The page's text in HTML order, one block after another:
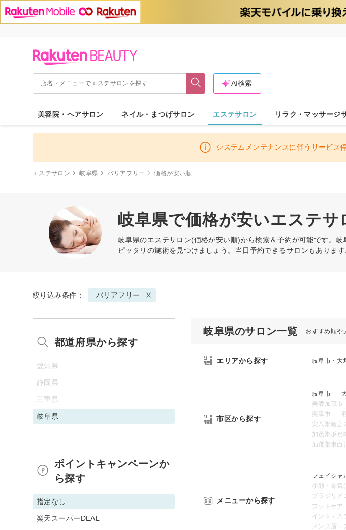
AI検索
美容院・ヘアサロン ネイル・まつげサロン エステサロン リラク・マッサージ
システムメンテナンスに伴うサービ
エステサロン 岐阜県 バリアフリー 価格が安い順
岐阜県で価格が安いエステ
岐阜県のエステサロン(価格が安い順)から検索＆予約が可能です。
ピッタリの施術を見つけましょう。当日予約できるサロンもあります
絞り込み条件： バリアフリー
岐阜県のサロン一覧 おすすめ順や
エリアから探す 岐阜市・大
市区から探す
岐阜市
美濃加茂市
海津市
安八郡輪之
加茂郡坂祝町
加茂郡東白
メニューから探す
フェイシャ
小顔・骨気
ブラジリア
フットケア
インドエス
メンズ眉・
都道府県から探す
愛知県
静岡県
三重県
岐阜県
ポイントキャンペーンか
ら探す
指定なし
楽天スーパーDEAL